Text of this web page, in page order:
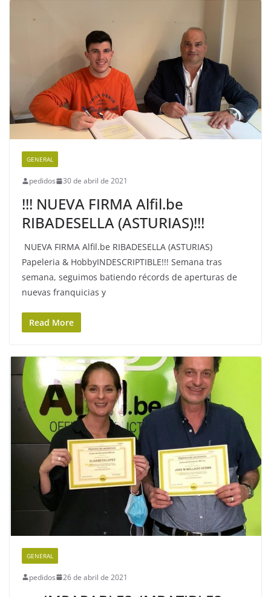
GENERAL
pedidos 30 de abril de 2021
!!! NUEVA FIRMA Alfil.be
RIBADESELLA (ASTURIAS)!!!
NUEVA FIRMA Alfil.be RIBADESELLA (ASTURIAS)
Papeleria & HobbyINDESCRIPTIBLE!!! Semana tras
semana, seguimos batiendo récords de aperturas de
nuevas franquicias y
Read More
GENERAL
pedidos 26 de abril de 2021